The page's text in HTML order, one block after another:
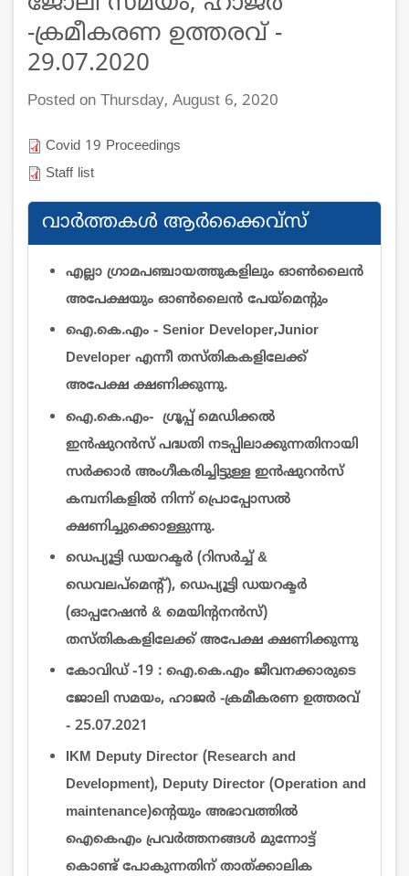
-ക്രമീകരണ ഉത്തരവ് -
29.07.2020
Posted on Thursday, August 6, 2020
Covid 19 Proceedings
Staff list
വാര്‍ത്തകള്‍ ആര്‍ക്കൈവ്സ്
എല്ലാ ഗ്രാമപഞ്ചായത്തുകളിലും ഓൺലൈൻ
അപേക്ഷയും ഓൺലൈൻ പേയ്‌മെന്റും
ഐ.കെ.എം - Senior Developer,Junior
Developer എന്നീ തസ്തികകളിലേക്ക്
അപേക്ഷ ക്ഷണിക്കുന്നു.
ഐ.കെ.എം- ഗ്രൂപ്പ്‌ മെഡിക്കല്‍
ഇന്‍ഷുറന്‍സ് പദ്ധതി നടപ്പിലാക്കുന്നതിനായി
സര്‍ക്കാര്‍ അംഗീകരിച്ചിട്ടുള്ള ഇന്‍ഷുറന്‍സ്
കമ്പനികളില്‍ നിന്ന് പ്രൊപ്പോസല്‍
ക്ഷണിച്ചുക്കൊള്ളുന്നു.
ഡെപ്യൂട്ടി ഡയറക്ടർ (റിസർച്ച് &
ഡെവലപ്മെന്റ്), ഡെപ്യൂട്ടി ഡയറക്ടർ
(ഓപ്പറേഷൻ & മെയിൻ്റനൻസ്)
തസ്തികകളിലേക്ക് അപേക്ഷ ക്ഷണിക്കുന്നു
കോവിഡ് -19 : ഐ.കെ.എം ജീവനക്കാരുടെ
ജോലി സമയം, ഹാജർ -ക്രമീകരണ ഉത്തരവ്
- 25.07.2021
IKM Deputy Director (Research and
Development), Deputy Director (Operation and
maintenance)ന്‍റെയും അഭാവത്തില്‍
ഐകെഎം പ്രവര്‍ത്തനങ്ങള്‍ മുന്നോട്ട്
കൊണ്ട് പോകുന്നതിന് താത്ക്കാലിക